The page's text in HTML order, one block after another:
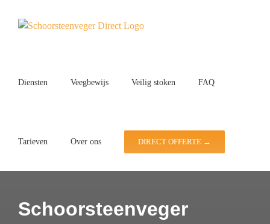
Diensten Veegbewijs Veilig stoken FAQ
Tarieven Over ons DIRECT OFFERTE →
Schoorsteenveger